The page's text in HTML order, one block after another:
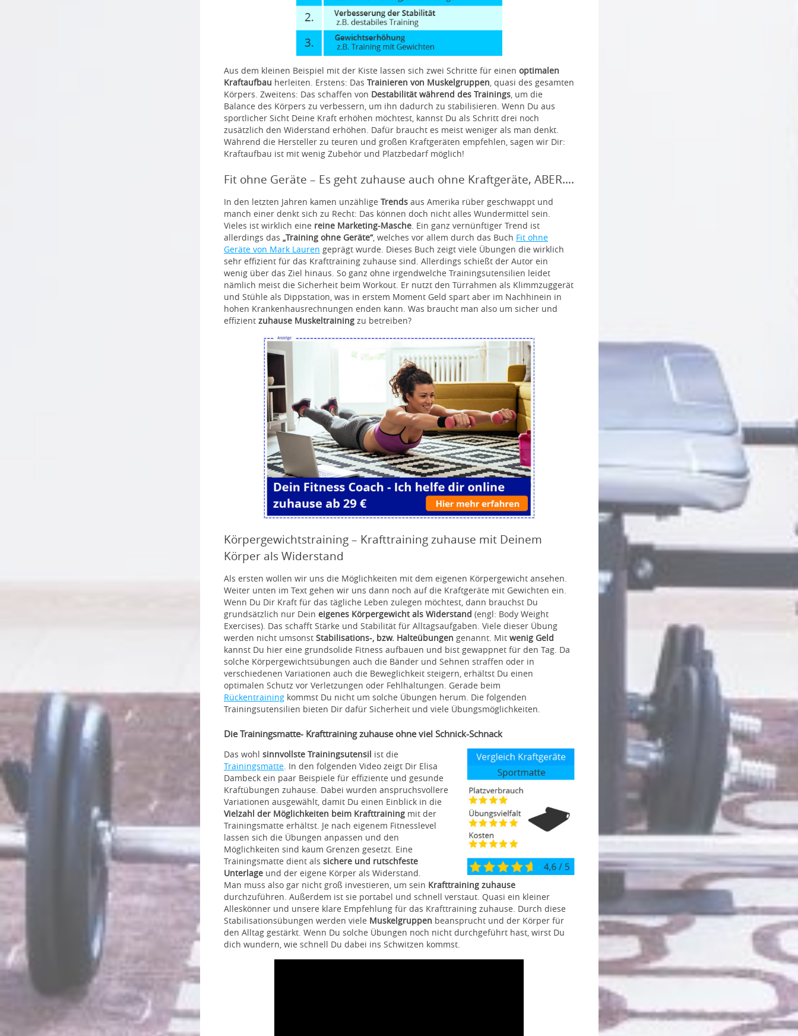
Aus dem kleinen Beispiel mit der Kiste lassen sich zwei Schritte für einen optimalen
Kraftaufbau herleiten. Erstens: Das Trainieren von Muskelgruppen, quasi des gesamten
Körpers. Zweitens: Das schaffen von Destabilität während des Trainings, um die
Balance des Körpers zu verbessern, um ihn dadurch zu stabilisieren. Wenn Du aus
sportlicher Sicht Deine Kraft erhöhen möchtest, kannst Du als Schritt drei noch
zusätzlich den Widerstand erhöhen. Dafür braucht es meist weniger als man denkt.
Während die Hersteller zu teuren und großen Kraftgeräten empfehlen, sagen wir Dir:
Kraftaufbau ist mit wenig Zubehör und Platzbedarf möglich!
Fit ohne Geräte – Es geht zuhause auch ohne Kraftgeräte, ABER….
In den letzten Jahren kamen unzählige Trendsaus Amerika rüber geschwappt und
manch einer denkt sich zu Recht: Das können doch nicht alles Wundermittel sein.
Vieles ist wirklich eine reine Marketing-Masche. Ein ganz vernünftiger Trend ist
allerdings das „Training ohne Geräte“, welches vor allem durch das Buch Fit ohne
Geräte von Mark Lauren geprägt wurde. Dieses Buch zeigt viele Übungen die wirklich
sehr effizient für das Krafttraining zuhause sind. Allerdings schießt der Autor ein
wenig über das Ziel hinaus. So ganz ohne irgendwelche Trainingsutensilien leidet
nämlich meist die Sicherheit beim Workout. Er nutzt den Türrahmen als Klimmzuggerät
und Stühle als Dippstation, was in erstem Moment Geld spart aber im Nachhinein in
hohen Krankenhausrechnungen enden kann. Was braucht man also um sicher und
effizient zuhause Muskeltrainingzu betreiben?
Körpergewichtstraining – Krafttraining zuhause mit Deinem
Körper als Widerstand
Als ersten wollen wir uns die Möglichkeiten mit dem eigenen Körpergewicht ansehen.
Weiter unten im Text gehen wir uns dann noch auf die Kraftgeräte mit Gewichten ein.
Wenn Du Dir Kraft für das tägliche Leben zulegen möchtest, dann brauchst Du
grundsätzlich nur Dein eigenes Körpergewicht als Widerstand (engl: Body Weight
Exercises). Das schafft Stärke und Stabilität für Alltagsaufgaben. Viele dieser Übung
werden nicht umsonst Stabilisations-, bzw. Halteübungen genannt. Mit wenig Geld
kannst Du hier eine grundsolide Fitness aufbauen und bist gewappnet für den Tag. Da
solche Körpergewichtsübungen auch die Bänder und Sehnen straffen oder in
verschiedenen Variationen auch die Beweglichkeit steigern, erhältst Du einen
optimalen Schutz vor Verletzungen oder Fehlhaltungen. Gerade beim
Rückentrainingkommst Du nicht um solche Übungen herum. Die folgenden
Trainingsutensilien bieten Dir dafür Sicherheit und viele Übungsmöglichkeiten.
Die Trainingsmatte- Krafttraining zuhause ohne viel Schnick-Schnack
Das wohl sinnvollste Trainingsutensil ist die
Trainingsmatte. In den folgenden Video zeigt Dir Elisa
Dambeck ein paar Beispiele für effiziente und gesunde
Kraftübungen zuhause. Dabei wurden anspruchsvollere
Variationen ausgewählt, damit Du einen Einblick in die
Vielzahl der Möglichkeiten beim Krafttrainingmit der
Trainingsmatte erhältst. Je nach eigenem Fitnesslevel
lassen sich die Übungen anpassen und den
Möglichkeiten sind kaum Grenzen gesetzt. Eine
Trainingsmatte dient als sichere und rutschfeste
Unterlageund der eigene Körper als Widerstand.
Man muss also gar nicht groß investieren, um sein Krafttraining zuhause
durchzuführen. Außerdem ist sie portabel und schnell verstaut. Quasi ein kleiner
Alleskönner und unsere klare Empfehlung für das Krafttraining zuhause. Durch diese
Stabilisationsübungen werden viele Muskelgruppen beansprucht und der Körper für
den Alltag gestärkt. Wenn Du solche Übungen noch nicht durchgeführt hast, wirst Du
dich wundern, wie schnell Du dabei ins Schwitzen kommst.